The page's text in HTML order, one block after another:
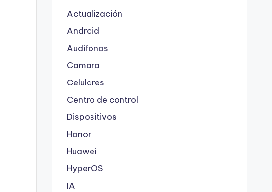
Actualización
Android
Audifonos
Camara
Celulares
Centro de control
Dispositivos
Honor
Huawei
HyperOS
IA